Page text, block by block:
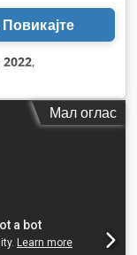
Повикајте
2022,
Мал оглас